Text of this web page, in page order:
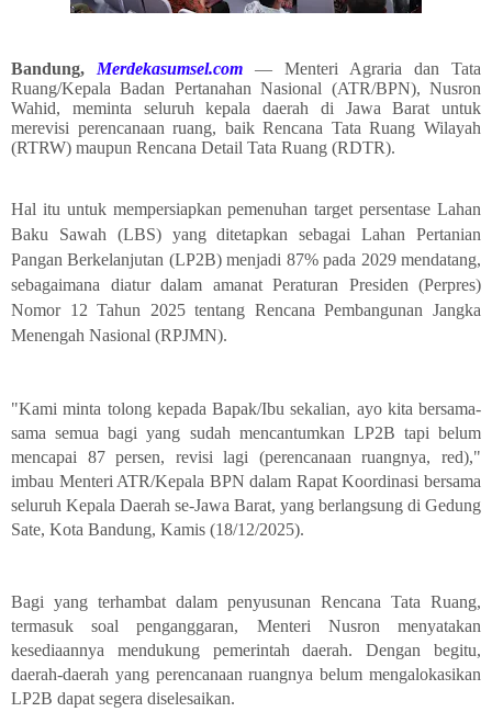
Bandung, Merdekasumsel.com — Menteri Agraria dan Tata
Ruang/Kepala Badan Pertanahan Nasional (ATR/BPN), Nusron
Wahid, meminta seluruh kepala daerah di Jawa Barat untuk
merevisi perencanaan ruang, baik Rencana Tata Ruang Wilayah
(RTRW) maupun Rencana Detail Tata Ruang (RDTR).
Hal itu untuk mempersiapkan pemenuhan target persentase Lahan
Baku Sawah (LBS) yang ditetapkan sebagai Lahan Pertanian
Pangan Berkelanjutan (LP2B) menjadi 87% pada 2029 mendatang,
sebagaimana diatur dalam amanat Peraturan Presiden (Perpres)
Nomor 12 Tahun 2025 tentang Rencana Pembangunan Jangka
Menengah Nasional (RPJMN).
"Kami minta tolong kepada Bapak/Ibu sekalian, ayo kita bersama-
sama semua bagi yang sudah mencantumkan LP2B tapi belum
mencapai 87 persen, revisi lagi (perencanaan ruangnya, red),"
imbau Menteri ATR/Kepala BPN dalam Rapat Koordinasi bersama
seluruh Kepala Daerah se-Jawa Barat, yang berlangsung di Gedung
Sate, Kota Bandung, Kamis (18/12/2025).
Bagi yang terhambat dalam penyusunan Rencana Tata Ruang,
termasuk soal penganggaran, Menteri Nusron menyatakan
kesediaannya mendukung pemerintah daerah. Dengan begitu,
daerah-daerah yang perencanaan ruangnya belum mengalokasikan
LP2B dapat segera diselesaikan.